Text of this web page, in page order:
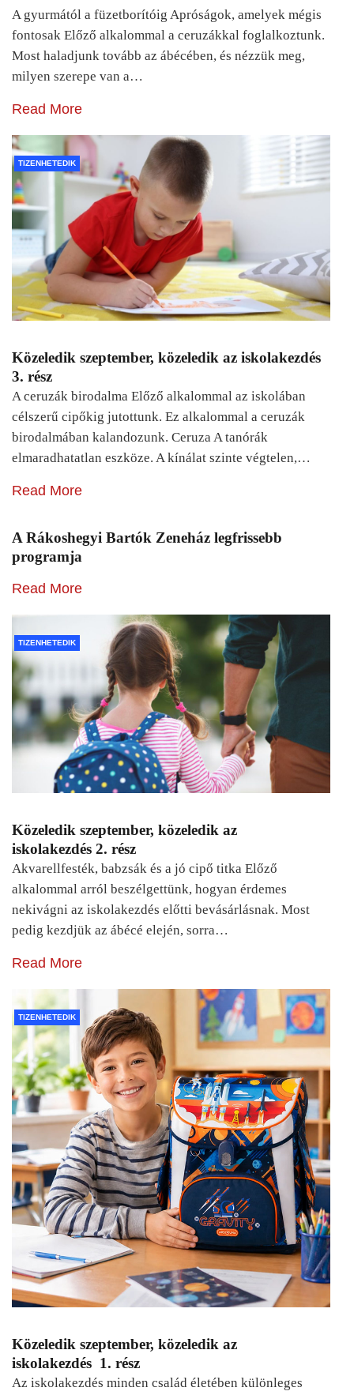
A gyurmától a füzetborítóig Apróságok, amelyek mégis
fontosak Előző alkalommal a ceruzákkal foglalkoztunk.
Most haladjunk tovább az ábécében, és nézzük meg,
milyen szerepe van a…
Read More
TIZENHETEDIK
Közeledik szeptember, közeledik az iskolakezdés
3. rész
A ceruzák birodalma Előző alkalommal az iskolában
célszerű cipőkig jutottunk. Ez alkalommal a ceruzák
birodalmában kalandozunk. Ceruza A tanórák
elmaradhatatlan eszköze. A kínálat szinte végtelen,…
Read More
A Rákoshegyi Bartók Zeneház legfrissebb
programja
Read More
TIZENHETEDIK
Közeledik szeptember, közeledik az
iskolakezdés 2. rész
Akvarellfesték, babzsák és a jó cipő titka Előző
alkalommal arról beszélgettünk, hogyan érdemes
nekivágni az iskolakezdés előtti bevásárlásnak. Most
pedig kezdjük az ábécé elején, sorra…
Read More
TIZENHETEDIK
Közeledik szeptember, közeledik az
iskolakezdés 1. rész
Az iskolakezdés minden család életében különleges